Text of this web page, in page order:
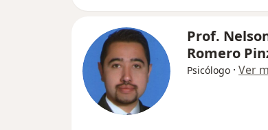
Prof.
Romero
Psicólogo · Ver